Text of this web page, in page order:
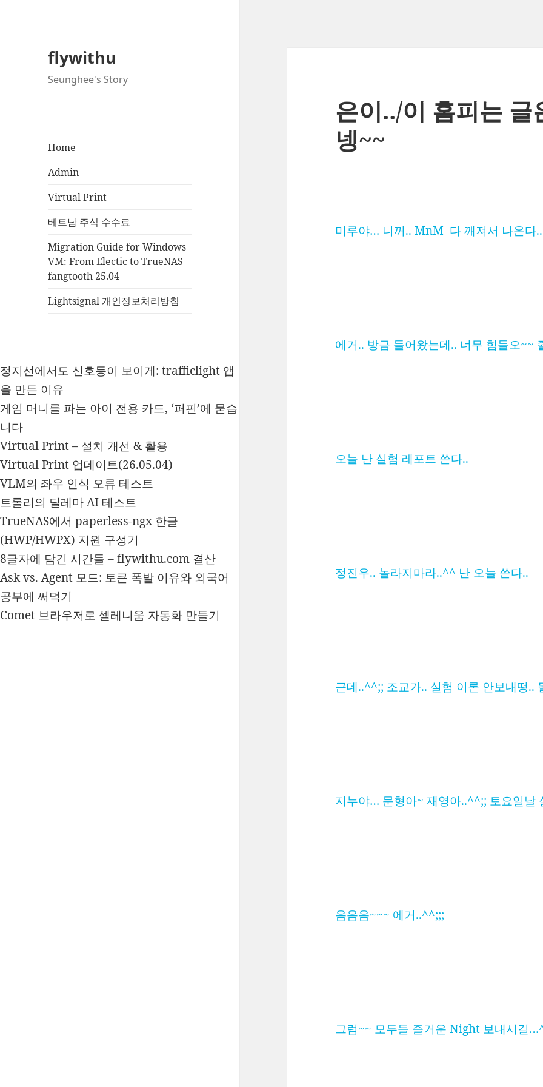
flywithu
Seunghee's Story
Home
Admin
Virtual Print
베트남 주식 수수료
Migration Guide for Windows
VM: From Electic to TrueNAS
fangtooth 25.04
Lightsignal 개인정보처리방침
정지선에서도 신호등이 보이게: trafficlight 앱
을 만든 이유
게임 머니를 파는 아이 전용 카드, ‘퍼핀’에 묻습
니다
Virtual Print – 설치 개선 & 활용
Virtual Print 업데이트(26.05.04)
VLM의 좌우 인식 오류 테스트
트롤리의 딜레마 AI 테스트
TrueNAS에서 paperless-ngx 한글
(HWP/HWPX) 지원 구성기
8글자에 담긴 시간들 – flywithu.com 결산
Ask vs. Agent 모드: 토큰 폭발 이유와 외국어
공부에 써먹기
Comet 브라우저로 셀레니움 자동화 만들기
은이../이 홈피는
넹~~
미루야… 니꺼.. MnM 다 깨져서 나온다..
에거.. 방금 들어왔는데.. 너무 힘들오~~
오늘 난 실험 레포트 쓴다..
정진우.. 놀라지마라..^^ 난 오늘 쓴다..
근데..^^;; 조교가.. 실험 이론 안보내떵..
지누야… 문형아~ 재영아..^^;; 토요일날
음음음~~~ 에거..^^;;;
그럼~~ 모두들 즐거운 Night 보내시길